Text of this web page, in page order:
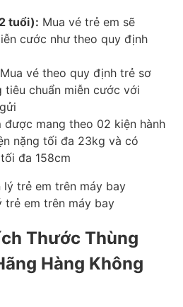
tuổi): Mua vé trẻ em sẽ
cước như theo quy định
Mua vé theo quy định trẻ sơ
tiêu chuẩn miễn cước với
được mang theo 02 kiện hành
nặng tối đa 23kg và có
đa 158cm
trẻ em trên máy bay
Thước Thùng
Hàng Không